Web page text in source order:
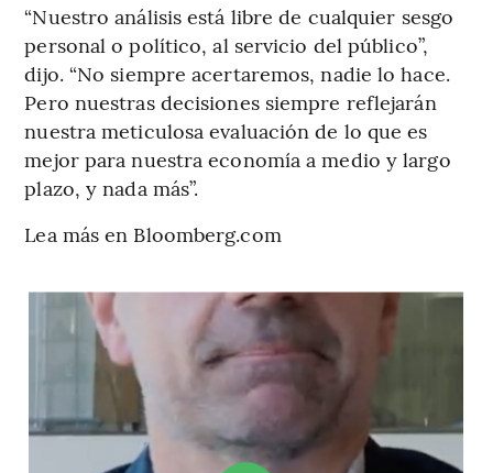
“Nuestro análisis está libre de cualquier sesgo
personal o político, al servicio del público”,
dijo. “No siempre acertaremos, nadie lo hace.
Pero nuestras decisiones siempre reflejarán
nuestra meticulosa evaluación de lo que es
mejor para nuestra economía a medio y largo
plazo, y nada más”.
Lea más en Bloomberg.com